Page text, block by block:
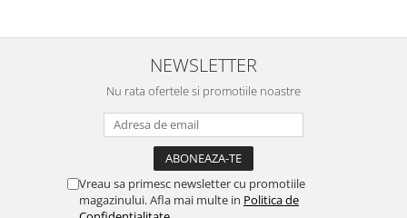
NEWSLETTER
Nu rata ofertele si promotiile noastre
Vreau sa primesc newsletter cu promotiile
magazinului. Afla mai multe in Politica de